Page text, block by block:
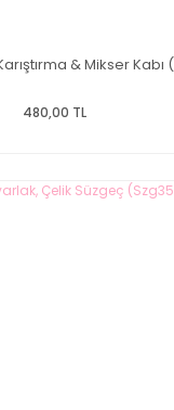
& Mikser Kabı
480,00 TL